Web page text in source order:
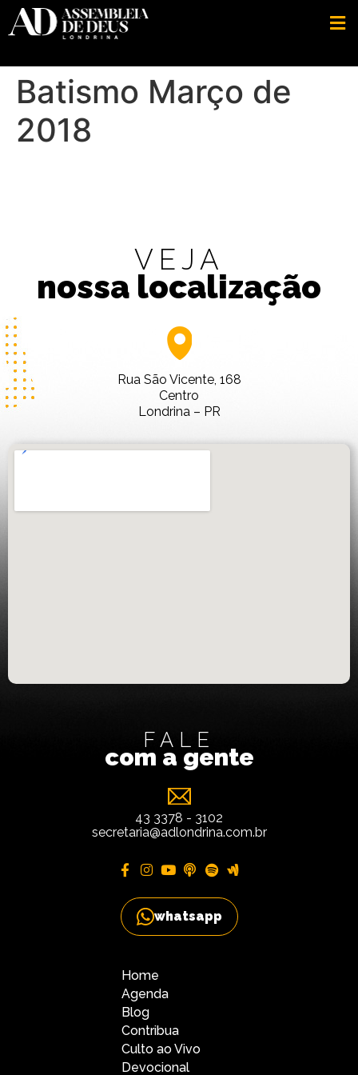
Batismo Março de
2018
VEJA
nossa localização
Rua São Vicente, 168
Centro
Londrina – PR
FALE
com a gente
43 3378 - 3102
secretaria@adlondrina.com.br
whatsapp
Home
Agenda
Blog
Contribua
Culto ao Vivo
Devocional